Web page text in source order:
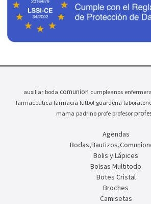
auxiliar boda comunion cumpleanos enfermera
farmaceutica farmacia futbol guarderia
mama padrino profe profesor
Agendas
Bolis y Lápices
Bolsas Multitodo
Botes Cristal
Broches
Camisetas